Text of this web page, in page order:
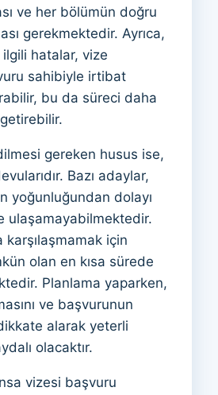
ve her bölümün doğru
gerekmektedir. Ayrıca,
hatalar, vize
sahibiyle irtibat
bu da süreci daha
gereken husus ise,
Bazı adaylar,
yoğunluğundan dolayı
ulaşamayabilmektedir.
için
olan en kısa sürede
Planlama yaparken,
ve başvurunun
alarak yeterli
olacaktır.
vizesi başvuru